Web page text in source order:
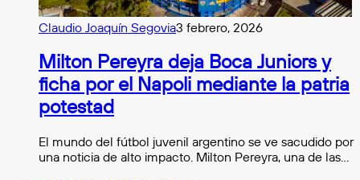
Claudio Joaquín Segovia3 febrero, 2026
Milton Pereyra deja Boca Juniors y
ficha por el Napoli mediante la patria
potestad
El mundo del fútbol juvenil argentino se ve sacudido por
una noticia de alto impacto. Milton Pereyra, una de las…